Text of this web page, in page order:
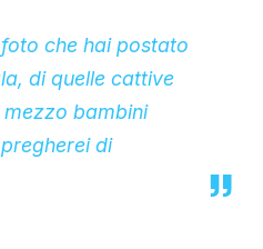
che hai postato
di quelle cattive
bambini
di